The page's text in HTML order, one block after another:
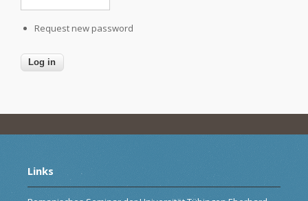
Request new password
Links